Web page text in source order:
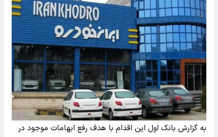
به گزارش بانک اول این اقدام با هدف رفع ابهامات موجود در